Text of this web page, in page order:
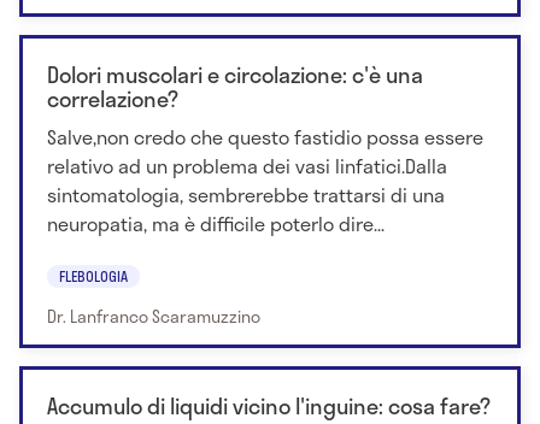
Dolori muscolari e circolazione: c'è una
correlazione?
Salve,non credo che questo fastidio possa essere
relativo ad un problema dei vasi linfatici.Dalla
sintomatologia, sembrerebbe trattarsi di una
neuropatia, ma è difficile poterlo dire...
FLEBOLOGIA
Dr. Lanfranco Scaramuzzino
Accumulo di liquidi vicino l'inguine: cosa fare?